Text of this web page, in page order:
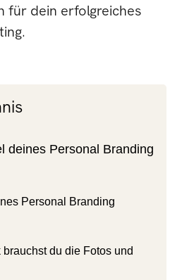
für dein erfolgreiches
deines Personal Branding
Personal Branding
du die Fotos und